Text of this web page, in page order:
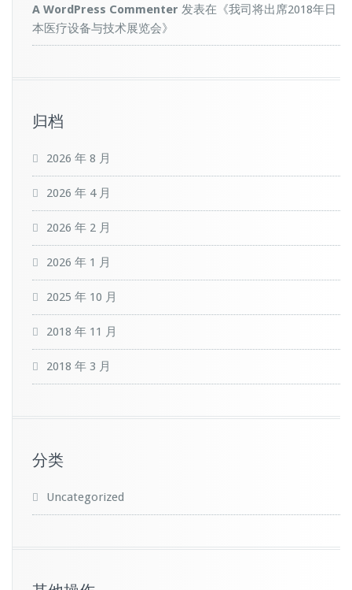
A WordPress Commenter 发表在《我司将出席2018年日
本医疗设备与技术展览会》
归档
2026 年 8 月
2026 年 4 月
2026 年 2 月
2026 年 1 月
2025 年 10 月
2018 年 11 月
2018 年 3 月
分类
Uncategorized